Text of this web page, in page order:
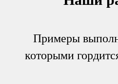
Примеры
которыми